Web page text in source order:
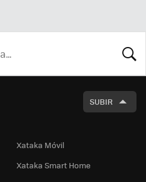
SUBIR
Xataka Móvil
Xataka Smart Home